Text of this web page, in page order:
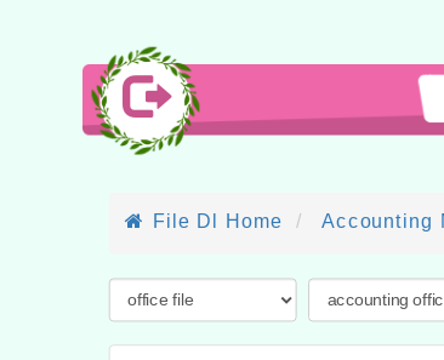
File Dl Home Accounting